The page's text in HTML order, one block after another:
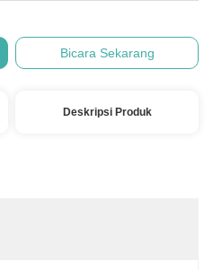
Bicara Sekarang
Deskripsi Produk